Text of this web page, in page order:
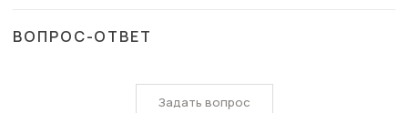
ВОПРОС-ОТВЕТ
Задать вопрос